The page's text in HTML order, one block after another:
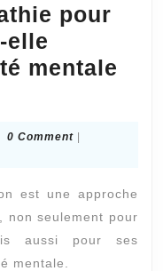
pour
elle
mentale
0 Comment |
est une approche
non seulement pour
aussi pour ses
mentale.